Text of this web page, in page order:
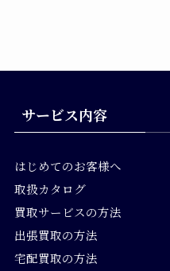
サービス内容
はじめてのお客様へ
取扱カタログ
買取サービスの方法
出張買取の方法
宅配買取の方法